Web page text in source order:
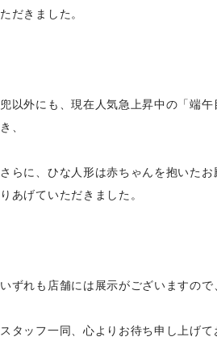
ただきました。
兜以外にも、現在人気急上昇中の「端
き、
さらに、ひな人形は赤ちゃんを抱いた
りあげていただきました。
いずれも店舗には展示がございますので
スタッフ一同、心よりお待ち申し上げて